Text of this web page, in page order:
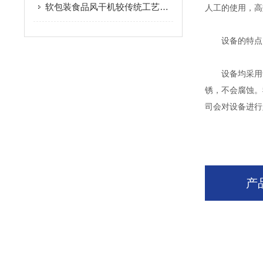
软包装食品风干机较传统工艺有效的提升了生产效率
人工的使用，
设备的特点
设备均采用食
锈，不会腐蚀
司会对设备进
产